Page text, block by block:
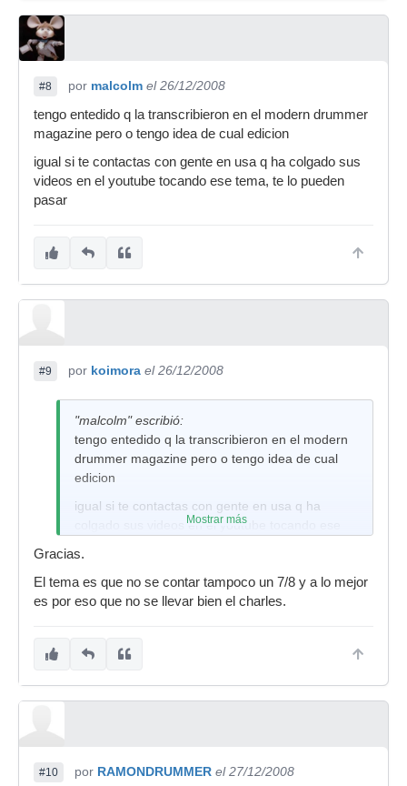
#8 por malcolm el 26/12/2008
tengo entedido q la transcribieron en el modern drummer
magazine pero o tengo idea de cual edicion
igual si te contactas con gente en usa q ha colgado sus
videos en el youtube tocando ese tema, te lo pueden
pasar
#9 por koimora el 26/12/2008
"malcolm" escribió:
tengo entedido q la transcribieron en el modern
drummer magazine pero o tengo idea de cual
edicion
igual si te contactas con gente en usa q ha
colgado sus videos en el youtube tocando ese
Mostrar más
Gracias.
El tema es que no se contar tampoco un 7/8 y a lo mejor
es por eso que no se llevar bien el charles.
#10 por RAMONDRUMMER el 27/12/2008